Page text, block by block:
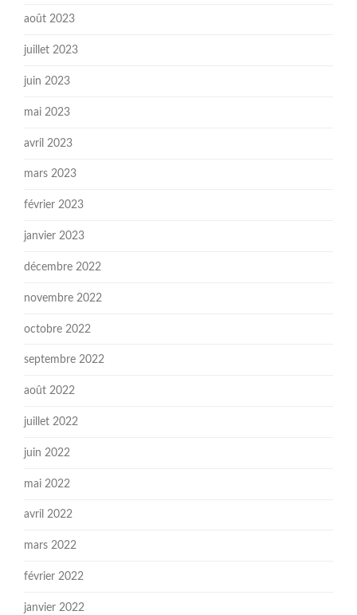
août 2023
juillet 2023
juin 2023
mai 2023
avril 2023
mars 2023
février 2023
janvier 2023
décembre 2022
novembre 2022
octobre 2022
septembre 2022
août 2022
juillet 2022
juin 2022
mai 2022
avril 2022
mars 2022
février 2022
janvier 2022